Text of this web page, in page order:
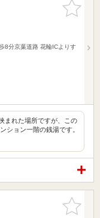
お気に入
りに追加
8分京葉道路 花輪ICよりす
まれた場所ですが、この
ション一階の銭湯です。
お気に入
りに追加